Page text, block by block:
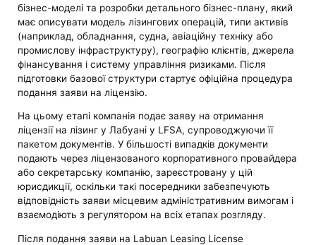
бізнес-моделі та розробки детального бізнес-плану, який
має описувати модель лізингових операцій, типи активів
(наприклад, обладнання, судна, авіаційну техніку або
промислову інфраструктуру), географію клієнтів, джерела
фінансування і систему управління ризиками. Після
підготовки базової структури стартує офіційна процедура
подання заяви на ліцензію.
На цьому етапі компанія подає заяву на отримання
ліцензії на лізинг у Лабуані у LFSA, супроводжуючи її
пакетом документів. У більшості випадків документи
подають через ліцензованого корпоративного провайдера
або секретарську компанію, зареєстровану у цій
юрисдикції, оскільки такі посередники забезпечують
відповідність заяви місцевим адміністративним вимогам і
взаємодіють з регулятором на всіх етапах розгляду.
Після подання заяви на Labuan Leasing License